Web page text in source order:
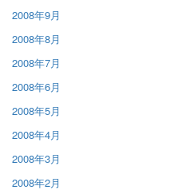
2008年9月
2008年8月
2008年7月
2008年6月
2008年5月
2008年4月
2008年3月
2008年2月